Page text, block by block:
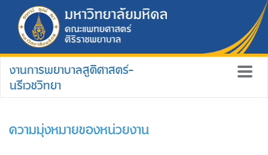
งานการพยาบาลสูติศาสตร์-
นรีเวชวิทยา
ความมุ่งหมายของหน่วยงาน